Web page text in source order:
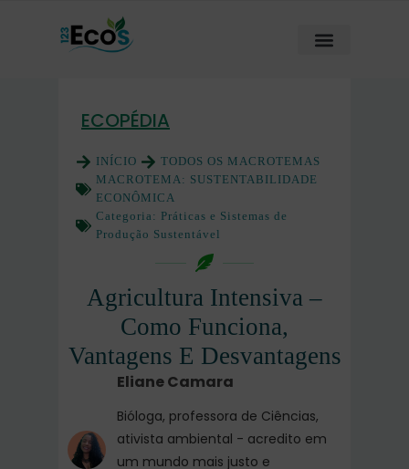
ECOPÉDIA
INÍCIO
TODOS OS MACROTEMAS
MACROTEMA: SUSTENTABILIDADE
ECONÔMICA
Categoria: Práticas e Sistemas de
Produção Sustentável
Agricultura Intensiva –
Como Funciona,
Vantagens E Desvantagens
Eliane Camara
Bióloga, professora de Ciências,
ativista ambiental - acredito em
um mundo mais justo e